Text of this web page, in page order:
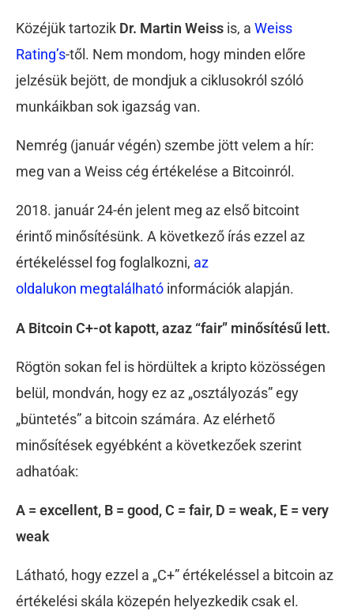
Közéjük tartozik Dr. Martin Weiss is, a Weiss
Rating’s-től. Nem mondom, hogy minden előre
jelzésük bejött, de mondjuk a ciklusokról szóló
munkáikban sok igazság van.
Nemrég (január végén) szembe jött velem a hír:
meg van a Weiss cég értékelése a Bitcoinról.
2018. január 24-én jelent meg az első bitcoint
érintő minősítésünk. A következő írás ezzel az
értékeléssel fog foglalkozni, az
oldalukon megtalálható információk alapján.
A Bitcoin C+-ot kapott, azaz “fair” minősítésű lett.
Rögtön sokan fel is hördültek a kripto közösségen
belül, mondván, hogy ez az „osztályozás” egy
„büntetés” a bitcoin számára. Az elérhető
minősítések egyébként a következőek szerint
adhatóak:
A = excellent, B = good, C = fair, D = weak, E = very
weak
Látható, hogy ezzel a „C+” értékeléssel a bitcoin az
értékelési skála közepén helyezkedik csak el.